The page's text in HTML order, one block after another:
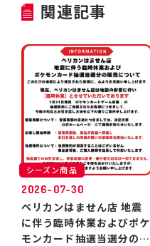
関連記事
シーズン商品
2026-07-30
ペリカンはません店 地震
に伴う臨時休業およびポケ
モンカード抽選当選分のお